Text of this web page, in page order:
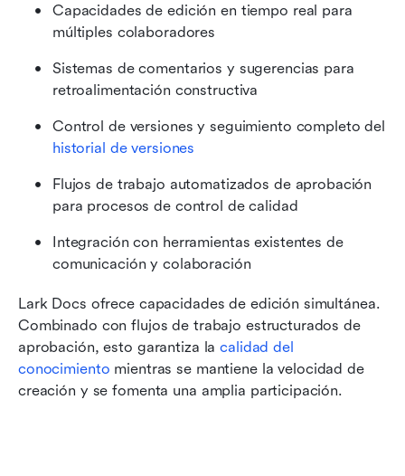
Capacidades de edición en tiempo real para
múltiples colaboradores
Sistemas de comentarios y sugerencias para
retroalimentación constructiva
historial de versiones
Flujos de trabajo automatizados de aprobación
para procesos de control de calidad
Integración con herramientas existentes de
comunicación y colaboración
Lark Docs ofrece capacidades de edición simultánea.
Combinado con flujos de trabajo estructurados de
aprobación, esto garantiza la calidad del
conocimiento mientras se mantiene la velocidad de
creación y se fomenta una amplia participación.